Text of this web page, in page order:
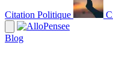
Citation Politique
Blog